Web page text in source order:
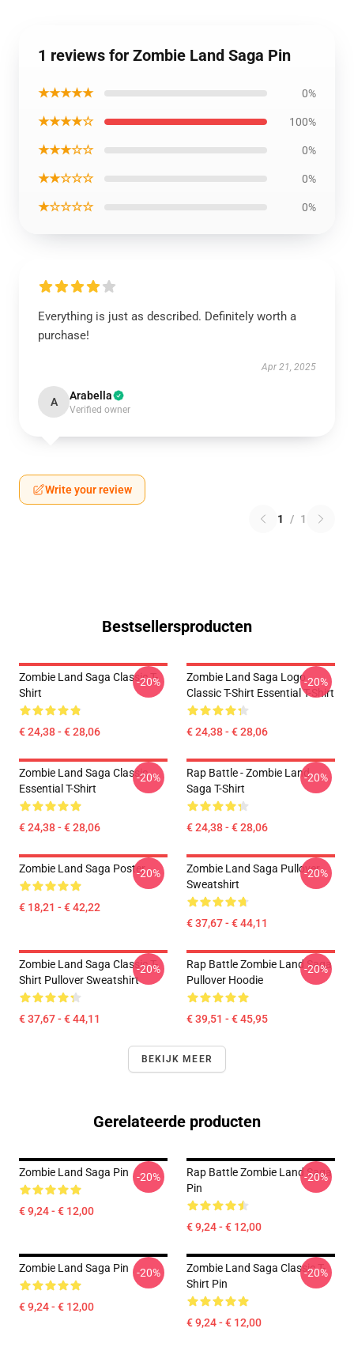
1 reviews for Zombie Land Saga Pin
★★★★★ 0%
★★★★☆ 100%
★★★☆☆ 0%
★★☆☆☆ 0%
★☆☆☆☆ 0%
Everything is just as described. Definitely worth a
purchase!
Apr 21, 2025
A Arabella
Verified owner
Write your review
1 / 1
Bestsellersproducten
Zombie Land Saga Classic T-
Shirt
€ 24,38 - € 28,06
-20%
Zombie Land Saga Logo
Classic T-Shirt Essential T-Shirt
€ 24,38 - € 28,06
-20%
Zombie Land Saga Classic
Essential T-Shirt
€ 24,38 - € 28,06
-20%
Rap Battle - Zombie Land
Saga T-Shirt
€ 24,38 - € 28,06
-20%
Zombie Land Saga Poster
€ 18,21 - € 42,22
-20%
Zombie Land Saga Pullover
Sweatshirt
€ 37,67 - € 44,11
-20%
Zombie Land Saga Classic T-
Shirt Pullover Sweatshirt
€ 37,67 - € 44,11
-20%
Rap Battle Zombie Land Saga
Pullover Hoodie
€ 39,51 - € 45,95
-20%
BEKIJK MEER
Gerelateerde producten
Zombie Land Saga Pin
€ 9,24 - € 12,00
-20%
Rap Battle Zombie Land Saga
Pin
€ 9,24 - € 12,00
-20%
Zombie Land Saga Pin
€ 9,24 - € 12,00
-20%
Zombie Land Saga Classic T-
Shirt Pin
€ 9,24 - € 12,00
-20%